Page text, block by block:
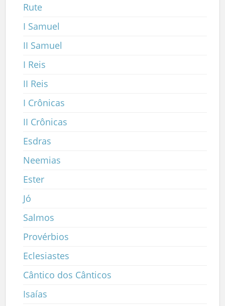
Rute
I Samuel
II Samuel
I Reis
II Reis
I Crônicas
II Crônicas
Esdras
Neemias
Ester
Jó
Salmos
Provérbios
Eclesiastes
Cântico dos Cânticos
Isaías